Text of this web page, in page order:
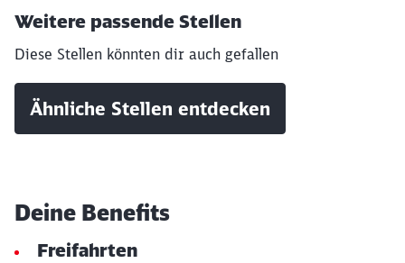
Weitere passende Stellen
Diese Stellen könnten dir auch gefallen
Ähnliche Stellen entdecken
Deine Benefits
Freifahrten